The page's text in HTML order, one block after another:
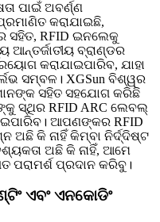
ପାଇଁ ଅବର୍ଣ୍ଣ
କରାଯାଇଛି,
ସହିତ, RFID ଇନଲେକୁ
ଆନ୍ତର୍ଜାତୀୟ ବ୍ରାଣ୍ଡର
କରାଯାଇପାରିବ, ଯାହା
ସମ୍ବଳ। XGSun ବିଶ୍ୱର
ସହିତ ସହଯୋଗ କରିଛି
ସ୍ଥିର RFID ARC ଲେବଲ୍
ଆପଣଙ୍କର RFID
କି ନାହିଁ କିମ୍ବା ନିର୍ଦ୍ଦିଷ୍ଟ
ଅଛି କି ନାହିଁ, ଆମେ
ପ୍ରଦାନ କରିବୁ।
ଏବଂ ଏନକୋଡିଂ